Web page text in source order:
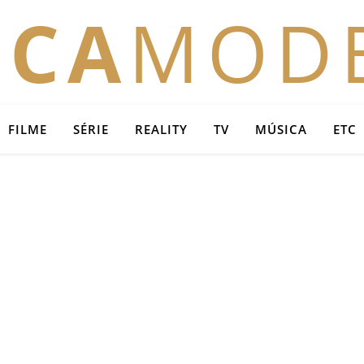
FILME SÉRIE REALITY TV MÚSICA ETC